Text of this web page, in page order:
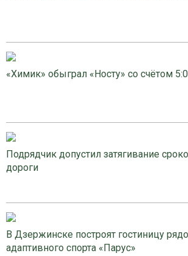
«Химик» обыграл «Носту» со счётом 5:0
Подрядчик допустил затягивание
дороги
В Дзержинске построят гостиницу
адаптивного спорта «Парус»